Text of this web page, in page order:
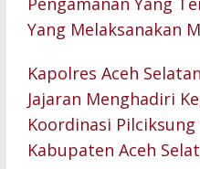
Yang Melaksanakan
Kapolres Aceh
Jajaran Menghadiri
Koordinasi Pilciksung
Kabupaten Aceh